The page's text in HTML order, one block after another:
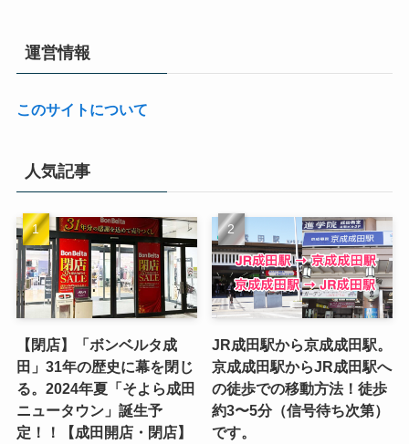
運営情報
このサイトについて
人気記事
【閉店】「ボンベルタ成
田」31年の歴史に幕を閉じ
る。2024年夏「そよら成田
ニュータウン」誕生予
定！！【成田開店・閉店】
JR成田駅から京成成田駅。
京成成田駅からJR成田駅へ
の徒歩での移動方法！徒歩
約3〜5分（信号待ち次第）
です。